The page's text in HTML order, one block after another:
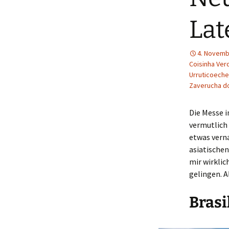
4.
Coisinha
Zaverucha
Die Messe
vermutlich
etwas
mir
gelingen.